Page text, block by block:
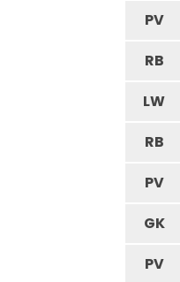
PV
RB
LW
RB
PV
GK
PV